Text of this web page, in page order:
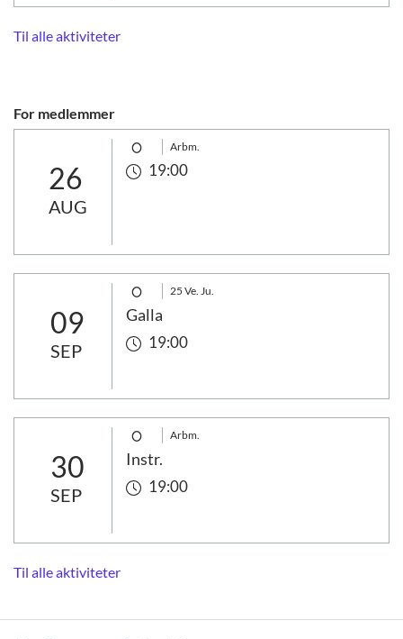
Til alle aktiviteter
For medlemmer
26
AUG
Arbm.
19:00
09
SEP
25 Ve. Ju.
Galla
19:00
30
SEP
Arbm.
Instr.
19:00
Til alle aktiviteter